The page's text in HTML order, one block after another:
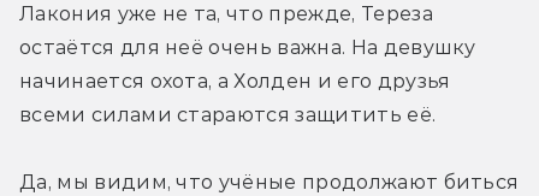
Лакония уже не та, что прежде, Тереза
остаётся для неё очень важна. На девушку
начинается охота, а Холден и его друзья
всеми силами стараются защитить её.
Да, мы видим, что учёные продолжают биться